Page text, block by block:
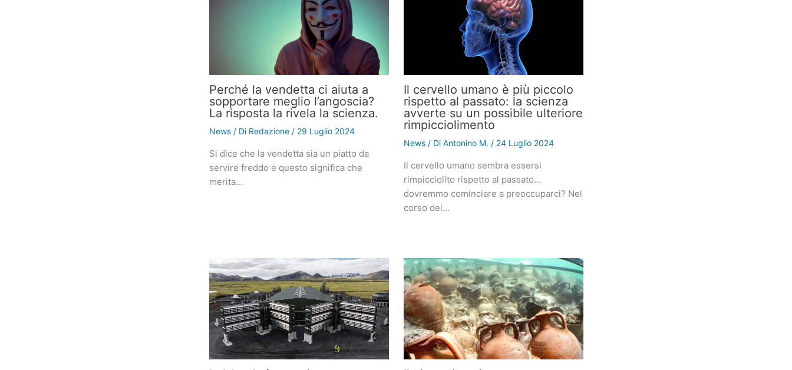
Perché la vendetta ci aiuta a
sopportare meglio l’angoscia?
La risposta la rivela la scienza.
News/ Di Redazione / 29 Luglio 2024
Si dice che la vendetta sia un piatto da
servire freddo e questo significa che
merita…
Il cervello umano è più piccolo
rispetto al passato: la scienza
avverte su un possibile ulteriore
rimpicciolimento
News/ Di Antonino M. / 24 Luglio 2024
Il cervello umano sembra essersi
rimpicciolito rispetto al passato…
dovremmo cominciare a preoccuparci? Nel
corso dei…